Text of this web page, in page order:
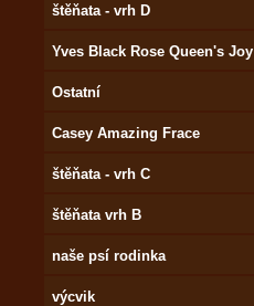
štěňata - vrh D
Yves Black Rose Queen's Joy
Ostatní
Casey Amazing Frace
štěňata - vrh C
štěňata vrh B
naše psí rodinka
výcvik